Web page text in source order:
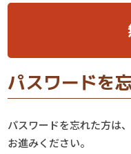
パスワードを
パスワードを忘れた方は
お進みください。